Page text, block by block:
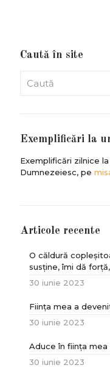
Caută în site
Exemplificări la
Exemplificări zilnice
Dumnezeiesc, pe
Articole recente
O căldură
susține, îmi dă
30 iunie 2023
Ființa mea a
30 iunie 2023
Aduce în ființa
30 iunie 2023